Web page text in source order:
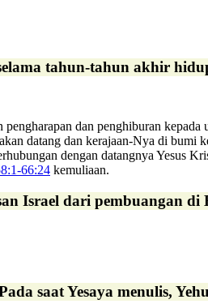
tahun-tahun akhir
dan penghiburan
datang dan kerajaan-Nya di bumi
dengan datangnya Yesus
66:24 kemuliaan.
Israel dari pembuangan
saat Yesaya menulis,